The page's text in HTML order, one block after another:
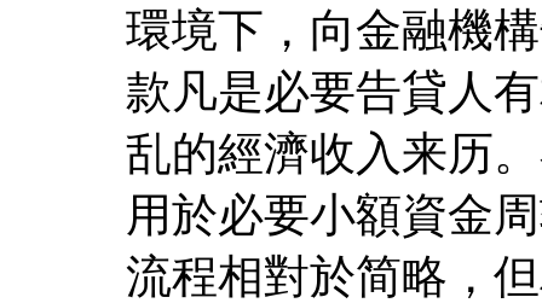
環境下，向金融機
款凡是必要告貸人
乱的經濟收入来历
用於必要小額資金
流程相對於简略，